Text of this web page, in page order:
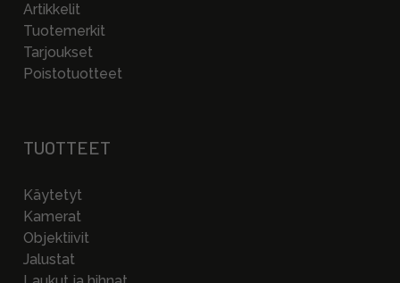
Artikkelit
Tuotemerkit
Tarjoukset
Poistotuotteet
TUOTTEET
Käytetyt
Kamerat
Objektiivit
Jalustat